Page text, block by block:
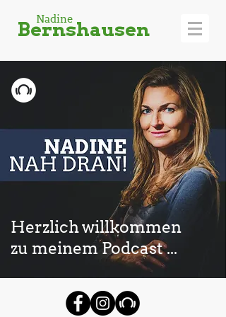
Bernshausen
Nadine
Herzlich willkommen
zu meinem Podcast ...